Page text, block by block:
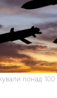
понад 100